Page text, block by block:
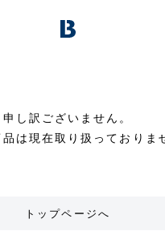
申し訳ございません。
は現在取り扱っておりま
トップページへ